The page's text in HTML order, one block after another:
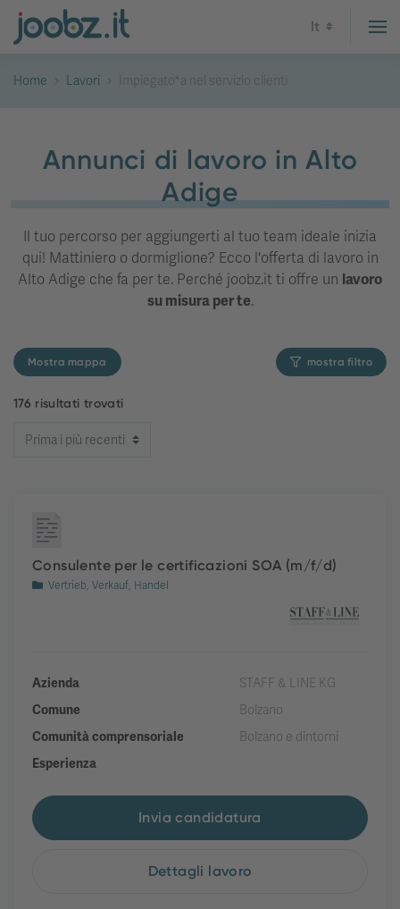
It
Home Lavori Impiegato*a nel servizio clienti
Annunci di lavoro in Alto
Adige
Il tuo percorso per aggiungerti al tuo team ideale inizia
qui! Mattiniero o dormiglione? Ecco l'offerta di lavoro in
Alto Adige che fa per te. Perché joobz.it ti offre un lavoro
su misura per te.
Mostra mappa mostra filtro
176 risultati trovati
Consulente per le certificazioni SOA (m/f/d)
Vertrieb, Verkauf, Handel
Azienda
STAFF & LINE KG
Comune
Bolzano
Comunità comprensoriale
Bolzano e dintorni
Esperienza
Invia candidatura
Dettagli lavoro